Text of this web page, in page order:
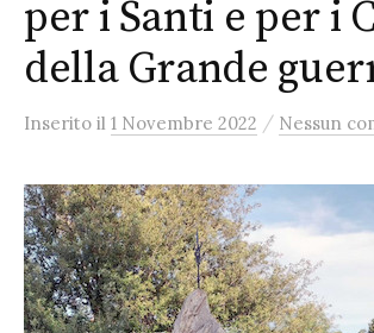
per i Santi e per i
della Grande
Inserito il 1 Novembre 2022 / Nessun